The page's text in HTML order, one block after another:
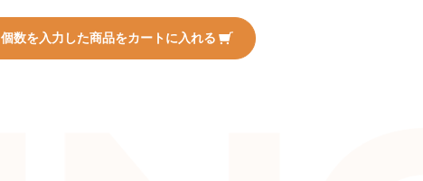
個数を入力した商品をカートに入れる